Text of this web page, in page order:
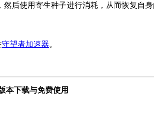
后使用寄生种子进行消耗，从而恢复自
守望者加速器。
本下载与免费使用